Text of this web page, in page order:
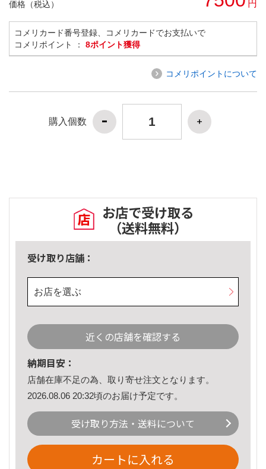
価格（税込）
円
コメリカード番号登録、コメリカードでお支払いで
コメリポイント ： 8ポイント獲得
コメリポイントについて
購入個数
お店で受け取る
（送料無料）
受け取り店舗：
お店を選ぶ
近くの店舗を確認する
納期目安：
店舗在庫不足の為、取り寄せ注文となります。
2026.08.06 20:32頃のお届け予定です。
受け取り方法・送料について
カートに入れる